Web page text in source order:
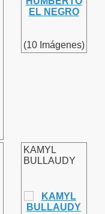
(10 Imágenes)
KAMYL
BULLAUDY